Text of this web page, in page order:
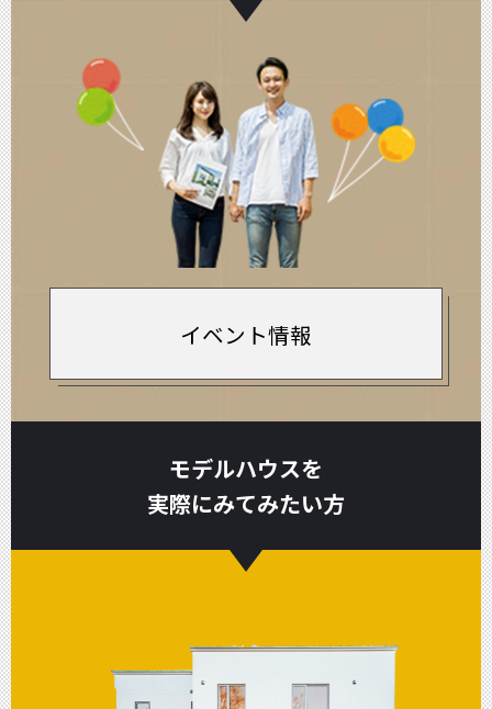
イベント情報
モデルハウスを
実際にみてみたい方